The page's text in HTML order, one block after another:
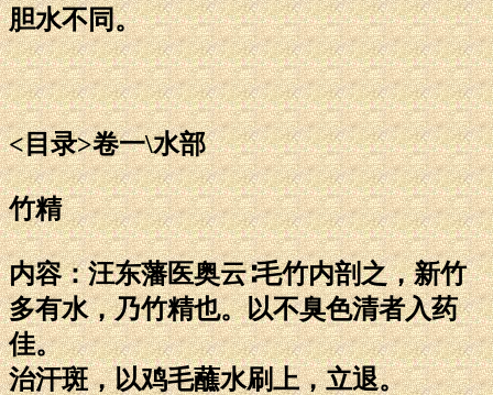
胆水不同。
<目录>卷一\水部
竹精
内容：汪东藩医奥云∶毛竹内剖之，新竹
多有水，乃竹精也。以不臭色清者入药
佳。
治汗斑，以鸡毛蘸水刷上，立退。